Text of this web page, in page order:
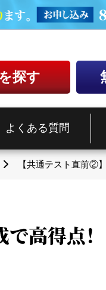
探す
よくある質問
【共通テスト直前②
高得点！